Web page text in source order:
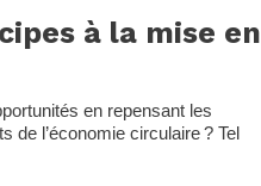
à la mise en
en repensant les
de l’économie circulaire ? Tel